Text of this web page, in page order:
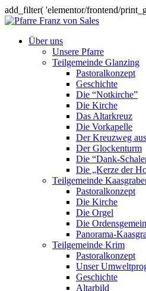
add_filter( 'elementor/frontend/
Über uns
Unsere Pfarre
Teilgemeinde Glanzing
Pastoralkonzept
Geschichte
Die “Notkirche”
Die Kirche
Das Altarkreuz
Die Vorkapelle
Der Kreuzweg
Der Glockenturm
Die “Dank-
Die „Kerze der
Teilgemeinde
Pastoralkonzept
Die Kirche
Die Orgel
Die
Panorama-
Teilgemeinde Krim
Pastoralkonzept
Unser
Geschichte
Altarbild